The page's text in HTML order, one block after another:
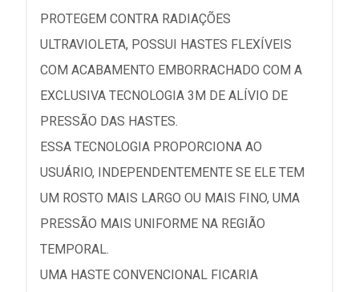
PROTEGEM CONTRA RADIAÇÕES
ULTRAVIOLETA, POSSUI HASTES FLEXÍVEIS
COM ACABAMENTO EMBORRACHADO COM A
EXCLUSIVA TECNOLOGIA 3M DE ALÍVIO DE
PRESSÃO DAS HASTES.
ESSA TECNOLOGIA PROPORCIONA AO
USUÁRIO, INDEPENDENTEMENTE SE ELE TEM
UM ROSTO MAIS LARGO OU MAIS FINO, UMA
PRESSÃO MAIS UNIFORME NA REGIÃO
TEMPORAL.
UMA HASTE CONVENCIONAL FICARIA